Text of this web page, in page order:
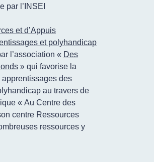
par l’INSEI
et d’Appuis
et polyhandicap
l’association « Des
» qui favorise la
des
au travers de
« Au Centre des
centre Ressources
ressources y